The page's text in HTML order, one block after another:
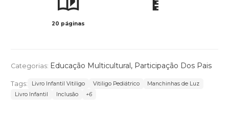
20 páginas
Categorias: Educação Multicultural, Participação Dos Pais
Tags: Livro Infantil Vitiligo Vitiligo Pediátrico
Manchinhas de Luz
Livro Infantil
Inclusão +6